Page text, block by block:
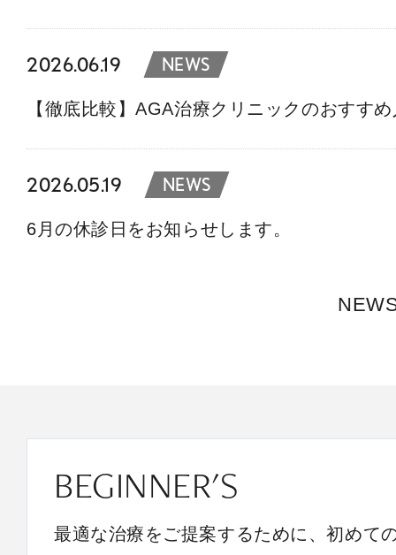
2026.06.19 NEWS
【徹底比較】AGA治療クリニックのおすす
2026.05.19 NEWS
6月の休診日をお知らせします。
BEGINNER'S
最適な治療をご提案するために、初めて